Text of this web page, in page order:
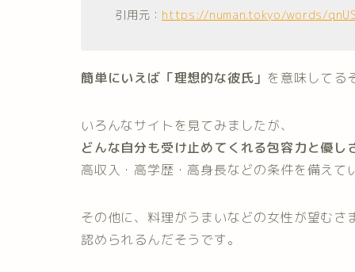
引用元： https://numan.tokyo/words/
簡単にいえば「理想的な彼氏」 を意味してる
いろんなサイトを見てみましたが、
どんな自分も受け止めてくれる包容力と優し
高収入・高学歴・高身長などの条件を備えて
その他に、料理がうまいなどの女性が望むさ
認められるんだそうです。